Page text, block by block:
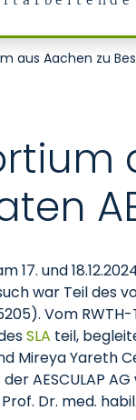
aus Aachen zu
17. und
war Teil des
Vom
SLA teil,
Mireya Yareth
der AESCULAP
Dr. med.